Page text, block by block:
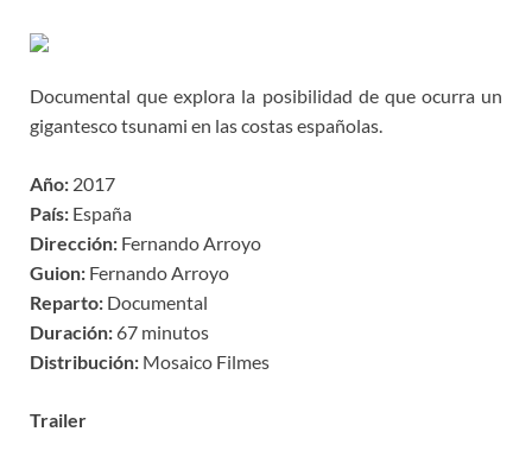
Documental que explora la posibilidad de que ocurra un
gigantesco tsunami en las costas españolas.
Año: 2017
País: España
Dirección: Fernando Arroyo
Guion: Fernando Arroyo
Reparto: Documental
Duración: 67 minutos
Distribución: Mosaico Filmes
Trailer